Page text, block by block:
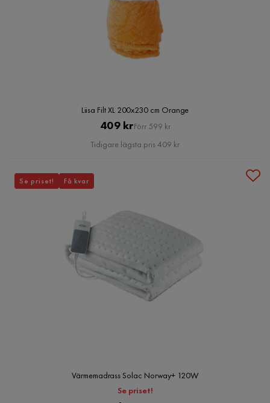
Liisa Filt XL 200x230 cm Orange
Pris
409 krOriginal
Pris
Förr 599 kr
Tidigare lägsta pris 409 kr
Värmemadrass Solac Norway+ 120W
Se priset!
Se priset! Få kvar